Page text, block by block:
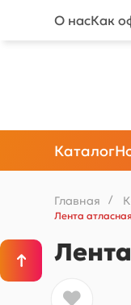
О насКак
Каталог
Главная /
Лента